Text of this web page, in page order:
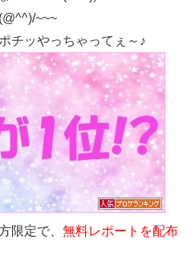
~~~
チッやっちゃってぇ～♪
限定で、 無料レポートを配布